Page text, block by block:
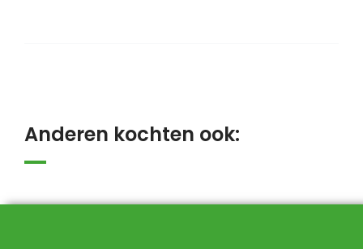
Anderen kochten ook: